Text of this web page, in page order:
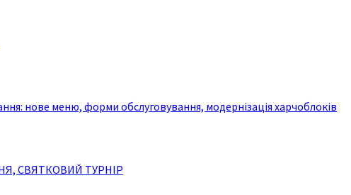
нове меню, форми обслуговування, модернізація харчоблоків
СВЯТКОВИЙ ТУРНІР